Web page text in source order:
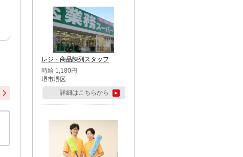
レジ・商品陳列スタッフ
時給 1,180円
堺市堺区
詳細はこちらから